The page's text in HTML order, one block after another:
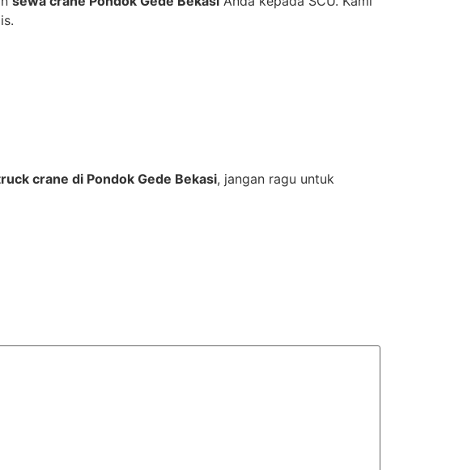
crane di Pondok Gede Bekasi, jangan ragu untuk